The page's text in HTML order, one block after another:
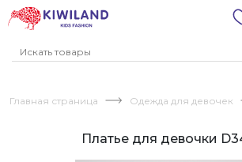
Главная страница Одежда для девочек
Платье для девочки